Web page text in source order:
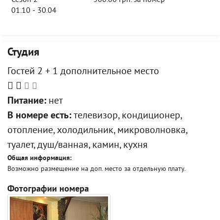
01.10 - 30.04
Студия
Гостей 2 + 1 дополнительное место
Питание: нет
В номере есть: телевизор, кондиционер,
отопление, холодильник, микроволновка,
туалет, душ/ванная, камин, кухня
Общая информация:
Возможно размещение на доп. место за отдельную плату.
Фотографии номера